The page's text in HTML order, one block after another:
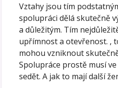
Vztahy jsou tím
spolupráci dělá skutečně
a důležitým. Tím
upřímnost a otevřenost. ,
mohou vzniknout
Spolupráce prostě musí
sedět. A jak to mají další